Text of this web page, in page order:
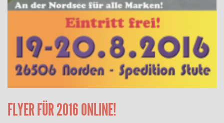
FLYER FÜR 2016 ONLINE!